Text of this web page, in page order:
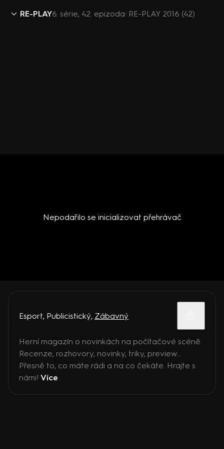
RE-PLAY6. série, 42. epizoda: RE-PLAY 2016 (42)
Nepodařilo se inicializovat přehrávač
Esport, Publicistický, Zábavný
Herní magazín o novinkách na počítačové scéně.
Recenze, rozhovory, novinky, triky, preview...
Přesně to, co máte rádi a na co čekáte. Hrajte s
námi! Více